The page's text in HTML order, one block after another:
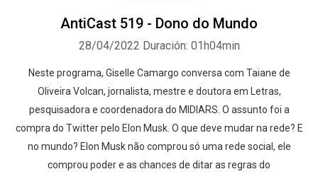
AntiCast 519 - Dono do Mundo
28/04/2022 Duración: 01h04min
Neste programa, Giselle Camargo conversa com Taiane de
Oliveira Volcan, jornalista, mestre e doutora em Letras,
pesquisadora e coordenadora do MIDIARS. O assunto foi a
compra do Twitter pelo Elon Musk. O que deve mudar na rede? E
no mundo? Elon Musk não comprou só uma rede social, ele
comprou poder e as chances de ditar as regras do